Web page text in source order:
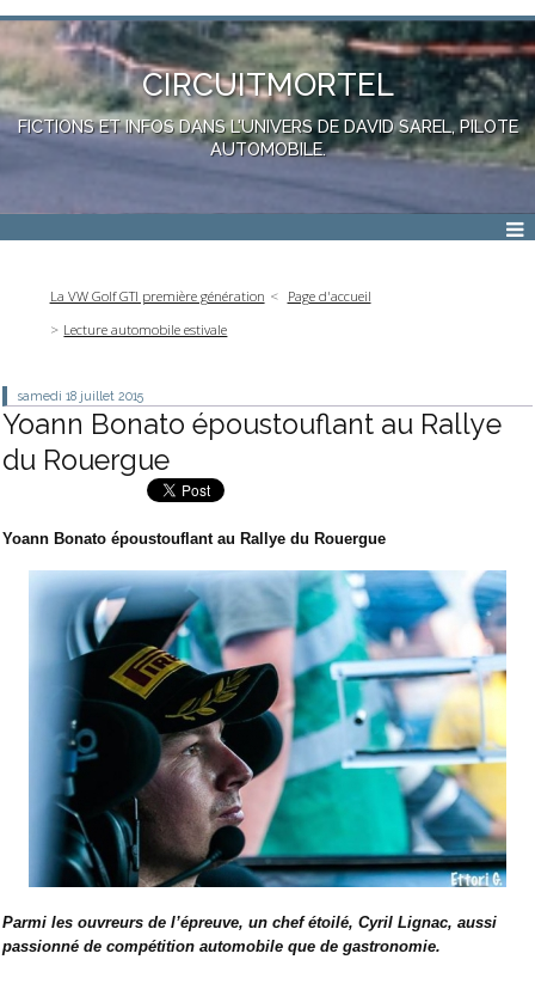
CIRCUITMORTEL
FICTIONS ET INFOS DANS L'UNIVERS DE DAVID SAREL, PILOTE
AUTOMOBILE.
La VW Golf GTI première génération
Page d'accueil
Lecture automobile estivale
samedi 18 juillet 2015
Yoann Bonato époustouflant au Rallye
du Rouergue
Yoann Bonato époustouflant au Rallye du Rouergue
Parmi les ouvreurs de l’épreuve, un chef étoilé, Cyril Lignac, aussi
passionné de compétition automobile que de gastronomie.